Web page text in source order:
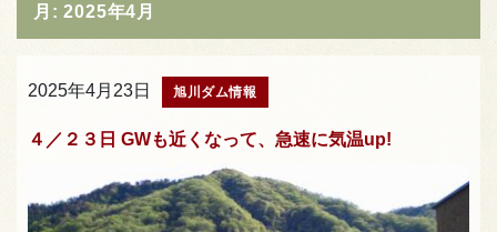
月:2025年4月
2025年4月23日 旭川ダム情報
４／２３日 GWも近くなって、急速に気温up!